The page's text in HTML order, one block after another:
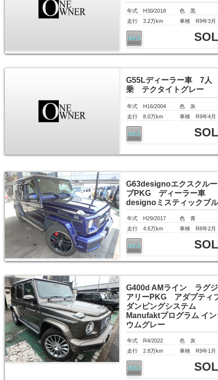
年式 H30/2018
走行 3.2万km
色 黒
車検 R9年3月
G55Lディーラー車 7人
乗 テクタイトグレー
年式 H16/2004
走行 8.0万km
色 灰
車検 R9年4月
G63designoエクスクル
ブPKG ディーラー車
designoミスティックブ
年式 H29/2017
走行 4.6万km
色 青
車検 R8年2月
G400d AMライン ラグ
アリーPKG アダプティ
ダンピングシステム
Manufaktプログラム イン
ウムグレー
年式 R4/2022
走行 2.8万km
色 灰
車検 R9年1月